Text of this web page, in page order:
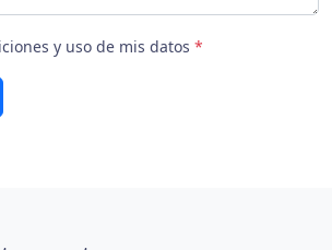
y uso de mis datos *